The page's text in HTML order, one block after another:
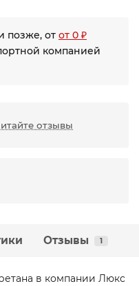
позже, от от 0 ₽
компанией
отзывы
Отзывы 1
в компании Люкс